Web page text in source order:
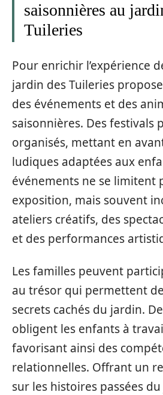
saisonnières au
Tuileries
Pour enrichir l’expérience
jardin des Tuileries
des événements et des
saisonnières. Des festivals
organisés, mettant en
ludiques adaptées aux
événements ne se limitent
exposition, mais souvent
ateliers créatifs, des
et des performances
Les familles peuvent
au trésor qui permettent
secrets cachés du jardin.
obligent les enfants à
favorisant ainsi des
relationnelles. Offrant un
sur les histoires passées